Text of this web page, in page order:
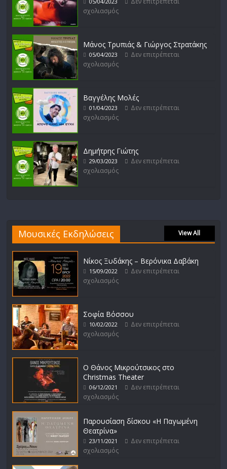
σχολιασμός
Μάνος Τρυπιάς & Γιώργος Στρατάκης
05/04/2023
Δεν επιτρέπεται
σχολιασμός
Βαγγέλης Μολές
01/04/2023
Δεν επιτρέπεται
σχολιασμός
Δημήτρης Γιώτης
29/03/2023
Δεν επιτρέπεται
σχολιασμός
Μουσικές Εκδηλώσεις View All
Νίκος Ξυδάκης – Βερόνικα Δαβάκη
15/09/2022
Δεν επιτρέπεται
σχολιασμός
Σοφία Βόσσου
10/02/2022
Δεν επιτρέπεται
σχολιασμός
Ο Θάνος Μικρούτσικος στο
Christmas Theater
06/12/2021
Δεν επιτρέπεται
σχολιασμός
Παρουσίαση δίσκου «Η Παγωμένη
Θεατρίνα»
23/11/2021
Δεν επιτρέπεται
σχολιασμός